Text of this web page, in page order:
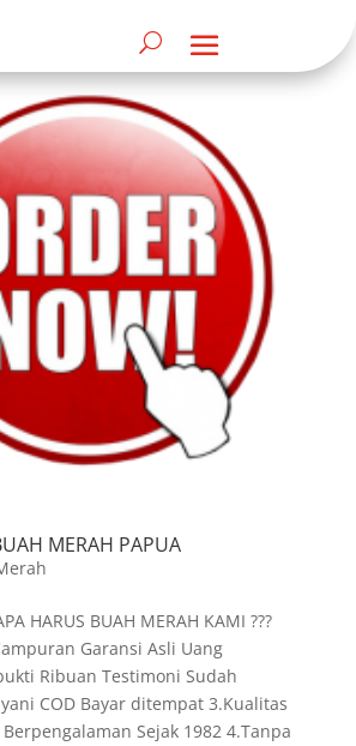
MERAH PAPUA
HARUS BUAH MERAH KAMI ???
Garansi Asli Uang
Ribuan Testimoni Sudah
COD Bayar ditempat 3.Kualitas
Sejak 1982 4.Tanpa